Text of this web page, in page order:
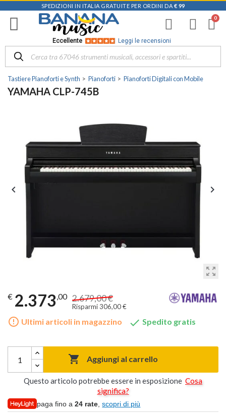
SPEDIZIONI IN ITALIA GRATUITE PER ORDINI DA € 99
Eccellente Leggi le recensioni
Tastiere Pianoforti e Synth Pianoforti Pianoforti Digitali con Mobile
YAMAHA CLP-745B
zoom_out_map
 
€ 2.373,00 2.679,00 €
Risparmi 306,00 €
error_outline Ultimi articoli in magazzino  Spedito gratis
 Aggiungi al carrello
Questo articolo potrebbe essere in esposizione Cosa
significa?
paga fino a24 rate ,scopri di più